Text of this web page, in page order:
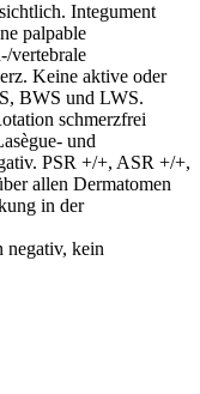
Integument
palpable
vertebrale
Keine aktive oder
BWS und LWS.
schmerzfrei
und
PSR +/+, ASR +/+,
allen Dermatomen
in der
kein